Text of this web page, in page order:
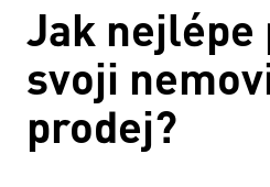
Jak
svoji
prodej?